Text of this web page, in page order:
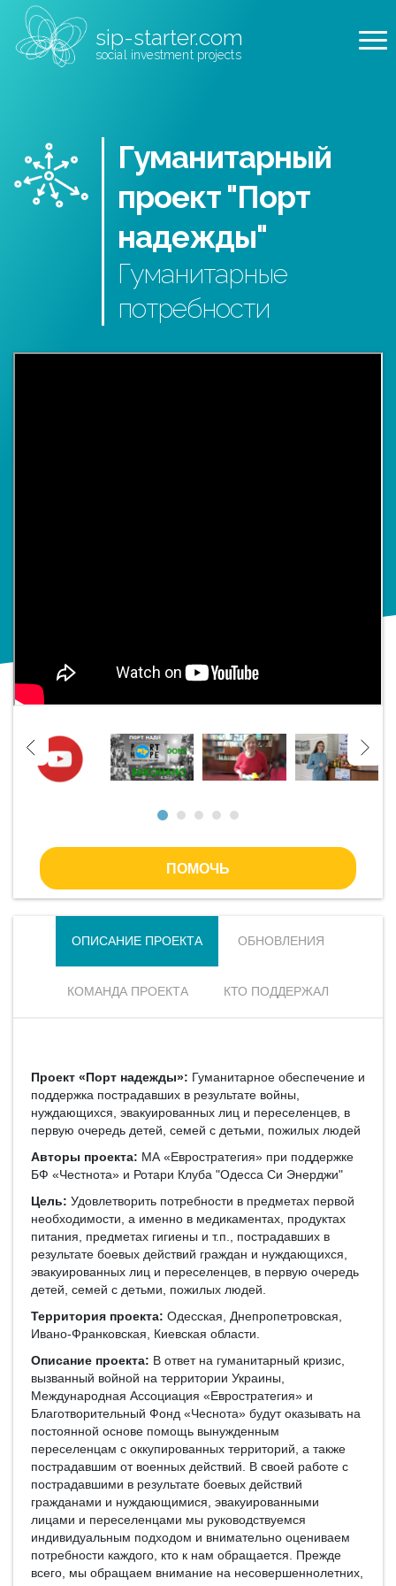
sip-starter.com
social investment projects
Гуманитарный
проект "Порт
надежды"
Гуманитарные
потребности
ПОМОЧЬ
ОПИСАНИЕ ПРОЕКТА ОБНОВЛЕНИЯ
КОМАНДА ПРОЕКТА КТО ПОДДЕРЖАЛ
Проект «Порт надежды»: Гуманитарное обеспечение и
поддержка пострадавших в результате войны,
нуждающихся, эвакуированных лиц и переселенцев, в
первую очередь детей, семей с детьми, пожилых людей
Авторы проекта: МА «Евростратегия» при поддержке
БФ «Честнота» и Ротари Клуба "Одесса Си Энерджи"
Цель: Удовлетворить потребности в предметах первой
необходимости, а именно в медикаментах, продуктах
питания, предметах гигиены и т.п., пострадавших в
результате боевых действий граждан и нуждающихся,
эвакуированных лиц и переселенцев, в первую очередь
детей, семей с детьми, пожилых людей.
Территория проекта: Одесская, Днепропетровская,
Ивано-Франковская, Киевская области.
Описание проекта: В ответ на гуманитарный кризис,
вызванный войной на территории Украины,
Международная Ассоциация «Евростратегия» и
Благотворительный Фонд «Чеснота» будут оказывать на
постоянной основе помощь вынужденным
переселенцам с оккупированных территорий, а также
пострадавшим от военных действий. В своей работе с
пострадавшими в результате боевых действий
гражданами и нуждающимися, эвакуированными
лицами и переселенцами мы руководствуемся
индивидуальным подходом и внимательно оцениваем
потребности каждого, кто к нам обращается. Прежде
всего, мы обращаем внимание на несовершеннолетних,